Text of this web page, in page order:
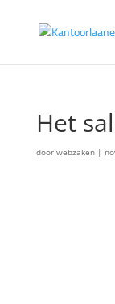
Het
door webzaken|